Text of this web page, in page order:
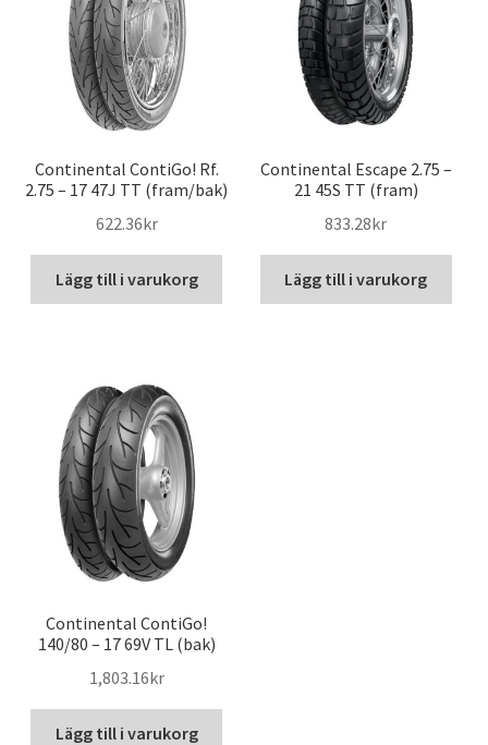
Continental ContiGo! Rf.
2.75 – 17 47J TT (fram/bak)
622.36kr
Lägg till i varukorg
Continental Escape 2.75 –
21 45S TT (fram)
833.28kr
Lägg till i varukorg
Continental ContiGo!
140/80 – 17 69V TL (bak)
1,803.16kr
Lägg till i varukorg